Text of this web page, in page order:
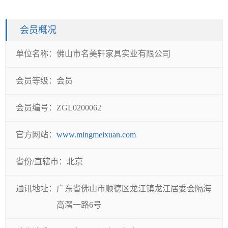
会员概况
单位名称： 佛山市名美轩家具实业有限公司
会员等级： 会员
会员编号： ZGL0200062
官方网站： www.mingmeixuan.com
省份/直辖市： 北京
通讯地址： 广东省佛山市顺德区龙江镇龙江居委会隔海
高滘一路6号